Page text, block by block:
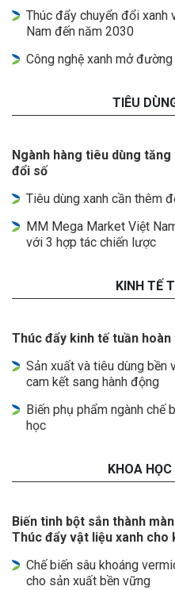
Thúc đẩy chuyển đổi xanh
Nam đến năm 2030
Công nghệ xanh mở
TIÊU
Ngành hàng tiêu dùng
đổi số
Tiêu dùng xanh cần thêm
MM Mega Market Việt
với 3 hợp tác chiến lược
KINH TẾ
Thúc đẩy kinh tế tuần
Sản xuất và tiêu dùng bền
cam kết sang hành động
Biến phụ phẩm ngành chế
học
KHOA
Biến tinh bột sắn thành
Thúc đẩy vật liệu xanh cho
Chế biến sâu khoáng
cho sản xuất bền vững